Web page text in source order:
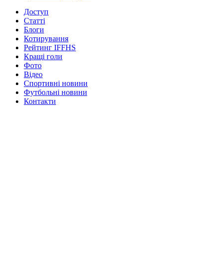
Доступ
Статті
Блоги
Котирування
Рейтинг IFFHS
Кращі голи
Фото
Відео
Спортивні новини
Футбольні новини
Контакти